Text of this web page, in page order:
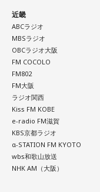
近畿
ABCラジオ
MBSラジオ
OBCラジオ大阪
FM COCOLO
FM802
FM大阪
ラジオ関西
Kiss FM KOBE
e-radio FM滋賀
KBS京都ラジオ
α-STATION FM KYOTO
wbs和歌山放送
NHK AM（大阪）